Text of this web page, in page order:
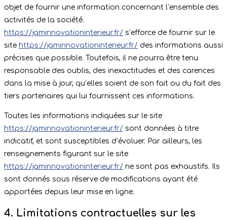
objet de fournir une information concernant l’ensemble des
activités de la société.
https://jaminnovationinterieur.fr/ s’efforce de fournir sur le
site https://jaminnovationinterieur.fr/ des informations aussi
précises que possible. Toutefois, il ne pourra être tenu
responsable des oublis, des inexactitudes et des carences
dans la mise à jour, qu’elles soient de son fait ou du fait des
tiers partenaires qui lui fournissent ces informations.
Toutes les informations indiquées sur le site
https://jaminnovationinterieur.fr/ sont données à titre
indicatif, et sont susceptibles d’évoluer. Par ailleurs, les
renseignements figurant sur le site
https://jaminnovationinterieur.fr/ ne sont pas exhaustifs. Ils
sont donnés sous réserve de modifications ayant été
apportées depuis leur mise en ligne.
4. Limitations contractuelles sur les